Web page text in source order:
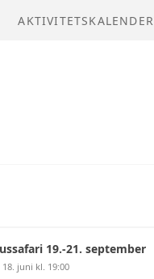
AKTIVITETSKALENDER
19.-21. september
juni kl. 19:00